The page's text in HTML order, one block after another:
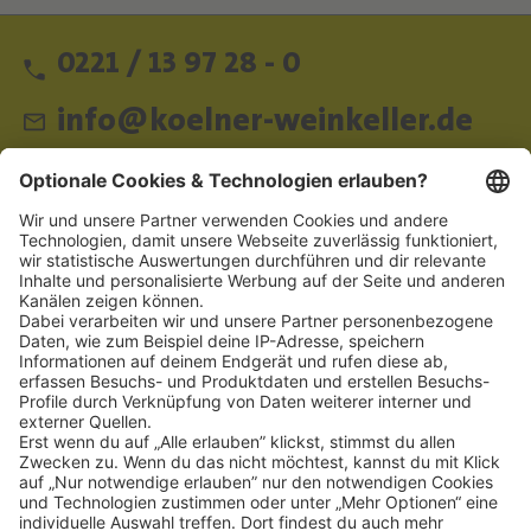
0221 / 13 97 28 - 0
info@koelner-weinkeller.de
Schnellzugriff
ZAHLUNGSMETHODEN
SOCIAL
NEWSLETTER
BESUCHEN SIE UNS